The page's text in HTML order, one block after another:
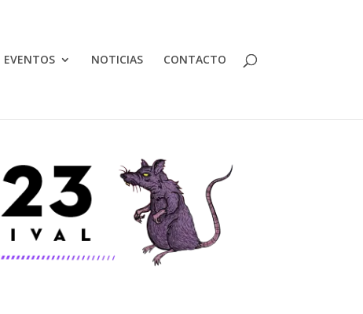
EVENTOS NOTICIAS CONTACTO